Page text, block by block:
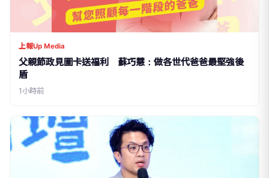
上報Up Media
父親節政見圖卡送福利 蘇巧慧：做各世代爸爸最堅強後
盾
1小時前